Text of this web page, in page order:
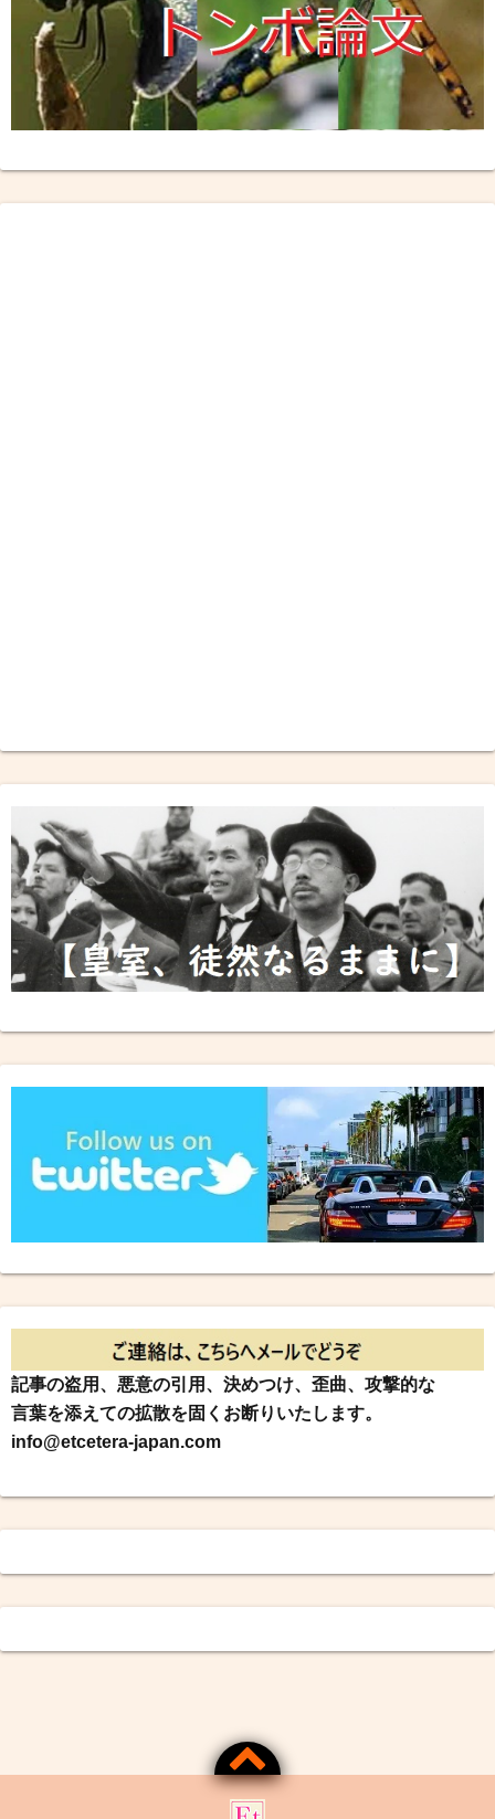
記事の盗用、悪意の引用、決めつけ、歪曲、攻撃的な
言葉を添えての拡散を固くお断りいたします。
info@etcetera-japan.com